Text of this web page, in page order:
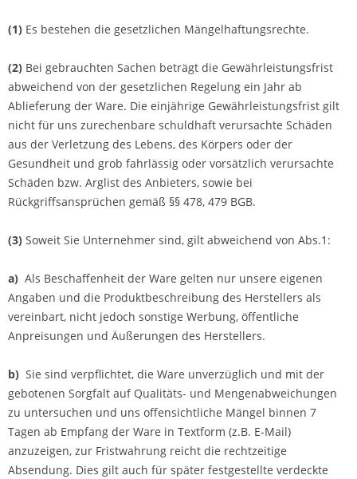
(1) Es bestehen die gesetzlichen Mängelhaftungsrechte.
(2) Bei gebrauchten Sachen beträgt die Gewährleistungsfrist
abweichend von der gesetzlichen Regelung ein Jahr ab
Ablieferung der Ware. Die einjährige Gewährleistungsfrist gilt
nicht für uns zurechenbare schuldhaft verursachte Schäden
aus der Verletzung des Lebens, des Körpers oder der
Gesundheit und grob fahrlässig oder vorsätzlich verursachte
Schäden bzw. Arglist des Anbieters, sowie bei
Rückgriffsansprüchen gemäß §§ 478, 479 BGB.
(3) Soweit Sie Unternehmer sind, gilt abweichend von Abs.1:
a) Als Beschaffenheit der Ware gelten nur unsere eigenen
Angaben und die Produktbeschreibung des Herstellers als
vereinbart, nicht jedoch sonstige Werbung, öffentliche
Anpreisungen und Äußerungen des Herstellers.
b) Sie sind verpflichtet, die Ware unverzüglich und mit der
gebotenen Sorgfalt auf Qualitäts- und Mengenabweichungen
zu untersuchen und uns offensichtliche Mängel binnen 7
Tagen ab Empfang der Ware in Textform (z.B. E-Mail)
anzuzeigen, zur Fristwahrung reicht die rechtzeitige
Absendung. Dies gilt auch für später festgestellte verdeckte